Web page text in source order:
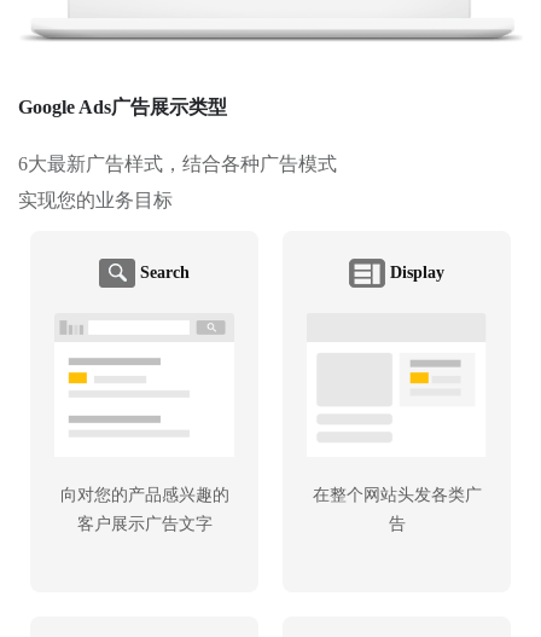
Google Ads广告展示类型
6大最新广告样式，结合各种广告模式
实现您的业务目标
Search
向对您的产品感兴趣的
客户展示广告文字
Display
在整个网站头发各类广
告